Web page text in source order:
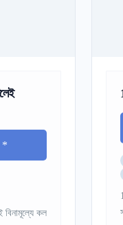
*
বিনামূল্যে কল